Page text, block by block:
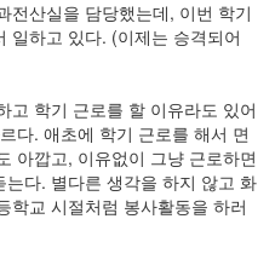
전산실을 담당했는데, 이번 학기
일하고 있다. (이제는 승격되어
고 학기 근로를 할 이유라도 있어
다. 애초에 학기 근로를 해서 면
아깝고, 이유없이 그냥 근로하면
다. 별다른 생각을 하지 않고 화
학교 시절처럼 봉사활동을 하러